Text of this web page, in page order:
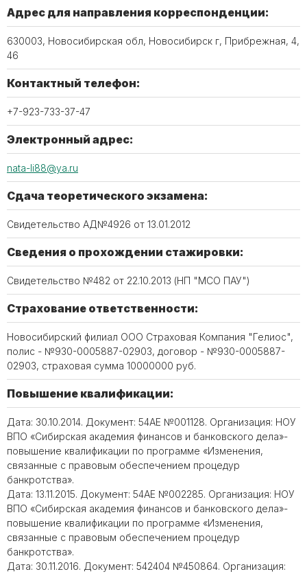
Адрес для направления корреспонденции:
630003, Новосибирская обл, Новосибирск г, Прибрежная, 4,
46
Контактный телефон:
+7-923-733-37-47
Электронный адрес:
nata-li88@ya.ru
Сдача теоретического экзамена:
Свидетельство АД№4926 от 13.01.2012
Сведения о прохождении стажировки:
Свидетельство №482 от 22.10.2013 (НП "МСО ПАУ")
Страхование ответственности:
Новосибирский филиал ООО Страховая Компания "Гелиос",
полис - №930-0005887-02903, договор - №930-0005887-
02903, страховая сумма 10000000 руб.
Повышение квалификации:
Дата: 30.10.2014. Документ: 54АЕ №001128. Организация: НОУ
ВПО «Сибирская академия финансов и банковского дела»-
повышение квалификации по программе «Изменения,
связанные с правовым обеспечением процедур
банкротства».
Дата: 13.11.2015. Документ: 54АЕ №002285. Организация: НОУ
ВПО «Сибирская академия финансов и банковского дела»-
повышение квалификации по программе «Изменения,
связанные с правовым обеспечением процедур
банкротства».
Дата: 30.11.2016. Документ: 542404 №450864. Организация: